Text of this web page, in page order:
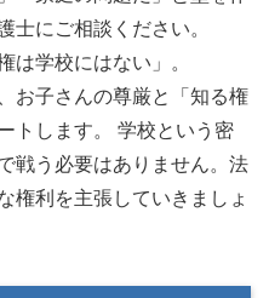
士にご相談ください。
は学校にはない」。
お子さんの尊厳と「知る権
トします。 学校という密
戦う必要はありません。法
権利を主張していきましょ